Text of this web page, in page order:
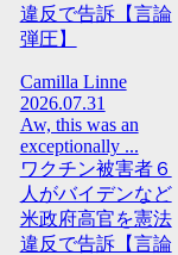
違反で告訴【言論
弾圧】
Camilla Linne
2026.07.31
Aw, this was an
exceptionally ...
ワクチン被害者６
人がバイデンなど
米政府高官を憲法
違反で告訴【言論